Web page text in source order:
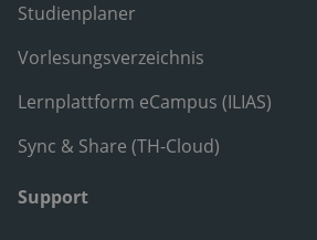
Studienplaner
Vorlesungsverzeichnis
Lernplattform eCampus (ILIAS)
Sync & Share (TH-Cloud)
Support